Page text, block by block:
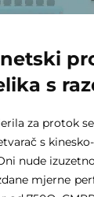
s
za protok
s
nude
mjernе